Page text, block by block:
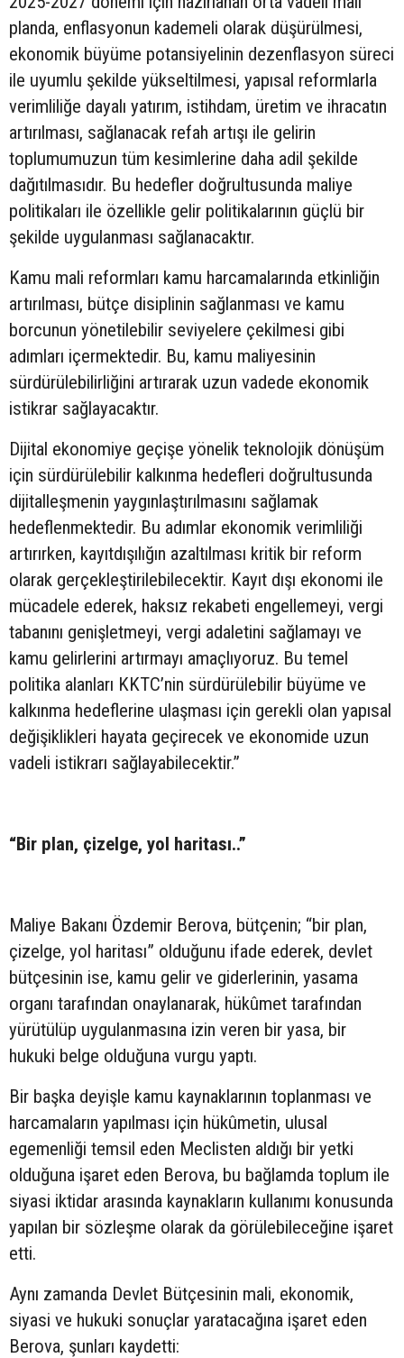
planda, enflasyonun kademeli olarak düşürülmesi,
ekonomik büyüme potansiyelinin dezenflasyon süreci
ile uyumlu şekilde yükseltilmesi, yapısal reformlarla
verimliliğe dayalı yatırım, istihdam, üretim ve ihracatın
artırılması, sağlanacak refah artışı ile gelirin
toplumumuzun tüm kesimlerine daha adil şekilde
dağıtılmasıdır. Bu hedefler doğrultusunda maliye
politikaları ile özellikle gelir politikalarının güçlü bir
şekilde uygulanması sağlanacaktır.
Kamu mali reformları kamu harcamalarında etkinliğin
artırılması, bütçe disiplinin sağlanması ve kamu
borcunun yönetilebilir seviyelere çekilmesi gibi
adımları içermektedir. Bu, kamu maliyesinin
sürdürülebilirliğini artırarak uzun vadede ekonomik
istikrar sağlayacaktır.
Dijital ekonomiye geçişe yönelik teknolojik dönüşüm
için sürdürülebilir kalkınma hedefleri doğrultusunda
dijitalleşmenin yaygınlaştırılmasını sağlamak
hedeflenmektedir. Bu adımlar ekonomik verimliliği
artırırken, kayıtdışılığın azaltılması kritik bir reform
olarak gerçekleştirilebilecektir. Kayıt dışı ekonomi ile
mücadele ederek, haksız rekabeti engellemeyi, vergi
tabanını genişletmeyi, vergi adaletini sağlamayı ve
kamu gelirlerini artırmayı amaçlıyoruz. Bu temel
politika alanları KKTC’nin sürdürülebilir büyüme ve
kalkınma hedeflerine ulaşması için gerekli olan yapısal
değişiklikleri hayata geçirecek ve ekonomide uzun
vadeli istikrarı sağlayabilecektir.”
“Bir plan, çizelge, yol haritası..”
Maliye Bakanı Özdemir Berova, bütçenin; “bir plan,
çizelge, yol haritası” olduğunu ifade ederek, devlet
bütçesinin ise, kamu gelir ve giderlerinin, yasama
organı tarafından onaylanarak, hükûmet tarafından
yürütülüp uygulanmasına izin veren bir yasa, bir
hukuki belge olduğuna vurgu yaptı.
Bir başka deyişle kamu kaynaklarının toplanması ve
harcamaların yapılması için hükûmetin, ulusal
egemenliği temsil eden Meclisten aldığı bir yetki
olduğuna işaret eden Berova, bu bağlamda toplum ile
siyasi iktidar arasında kaynakların kullanımı konusunda
yapılan bir sözleşme olarak da görülebileceğine işaret
etti.
Aynı zamanda Devlet Bütçesinin mali, ekonomik,
siyasi ve hukuki sonuçlar yaratacağına işaret eden
Berova, şunları kaydetti: